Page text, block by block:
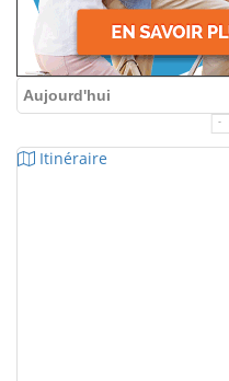
Aujourd'hui
Itinéraire